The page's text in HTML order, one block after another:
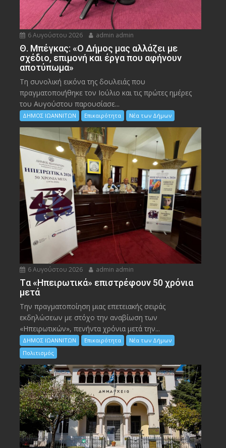
6 Αυγούστου 2026 admin admin
Θ. Μπέγκας: «Ο Δήμος μας αλλάζει με
σχέδιο, επιμονή και έργα που αφήνουν
αποτύπωμα»
Τη συνολική εικόνα της δουλειάς που
πραγματοποιήθηκε τον Ιούλιο και τις πρώτες ημέρες
του Αυγούστου παρουσίασε...
ΔΗΜΟΣ ΙΩΑΝΝΙΤΩΝ Επικαιρότητα Νέα των Δήμων
6 Αυγούστου 2026 admin admin
Tα «Ηπειρωτικά» επιστρέφουν 50 χρόνια
μετά
Την πραγματοποίηση μιας επετειακής σειράς
εκδηλώσεων με στόχο την αναβίωση των
«Ηπειρωτικών», πενήντα χρόνια μετά την...
ΔΗΜΟΣ ΙΩΑΝΝΙΤΩΝ Επικαιρότητα
Νέα των Δήμων
Πολιτισμός